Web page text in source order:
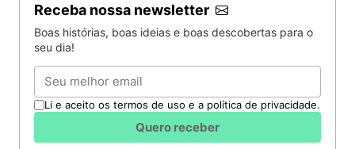
Receba nossa newsletter
Boas histórias, boas ideias e boas descobertas para o
seu dia!
Email
Li e aceito os termos de uso e a política de privacidade.
Quero receber